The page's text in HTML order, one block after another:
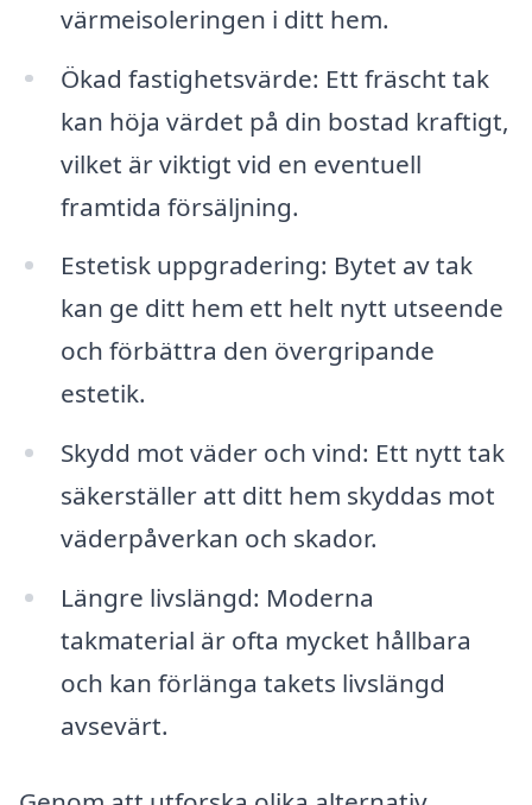
värmeisoleringen i ditt hem.
Ökad fastighetsvärde: Ett fräscht tak
kan höja värdet på din bostad kraftigt,
vilket är viktigt vid en eventuell
framtida försäljning.
Estetisk uppgradering: Bytet av tak
kan ge ditt hem ett helt nytt utseende
och förbättra den övergripande
estetik.
Skydd mot väder och vind: Ett nytt tak
säkerställer att ditt hem skyddas mot
väderpåverkan och skador.
Längre livslängd: Moderna
takmaterial är ofta mycket hållbara
och kan förlänga takets livslängd
avsevärt.